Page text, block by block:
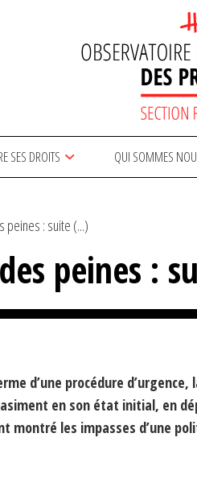
SES DROITS QUI SOMMES
peines : suite (...)
peines :
d’une procédure
en son état initial, en
montré les impasses d’une